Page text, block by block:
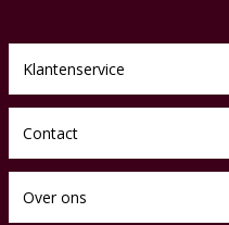
Klantenservice
Contact
Over ons